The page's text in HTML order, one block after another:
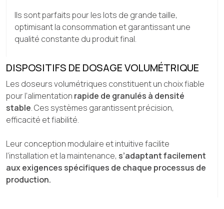
Ils sont parfaits pour les lots de grande taille,
optimisant la consommation et garantissant une
qualité constante du produit final.
DISPOSITIFS DE DOSAGE VOLUMÉTRIQUE
Les doseurs volumétriques constituent un choix fiable
pour l’alimentation rapide de granulés à densité
stable. Ces systèmes garantissent précision,
efficacité et fiabilité.
Leur conception modulaire et intuitive facilite
l’installation et la maintenance, s’adaptant facilement
aux exigences spécifiques de chaque processus de
production.